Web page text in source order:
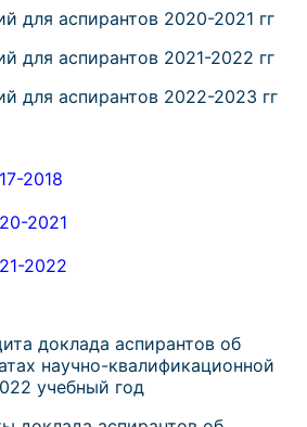
для аспирантов 2020-2021 гг
для аспирантов 2021-2022 гг
для аспирантов 2022-2023 гг
2018
2021
2022
доклада аспирантов об
научно-квалификационной
учебный год